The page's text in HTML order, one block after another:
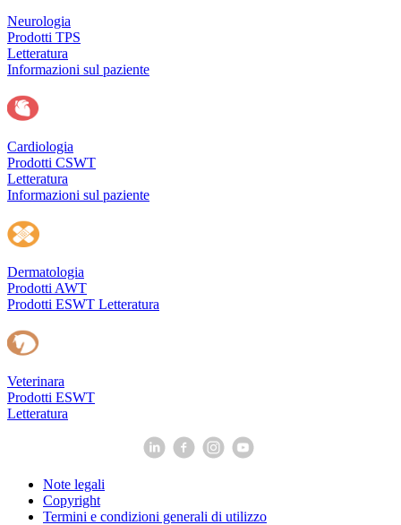
Neurologia
Prodotti TPS
Letteratura
Informazioni sul paziente
Cardiologia
Prodotti CSWT
Letteratura
Informazioni sul paziente
Dermatologia
Prodotti AWT
Prodotti ESWT Letteratura
Veterinara
Prodotti ESWT
Letteratura
Note legali
Copyright
Termini e condizioni generali di utilizzo